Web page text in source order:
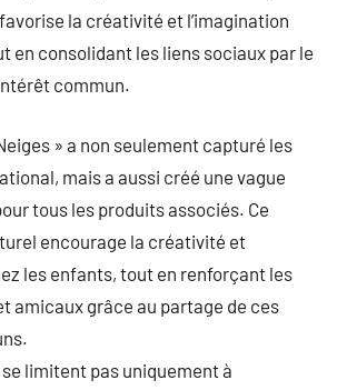
la créativité et l’imagination
en consolidant les liens sociaux par le
commun.
» a non seulement capturé les
mais a aussi créé une vague
tous les produits associés. Ce
encourage la créativité et
les enfants, tout en renforçant les
amicaux grâce au partage de ces
limitent pas uniquement à